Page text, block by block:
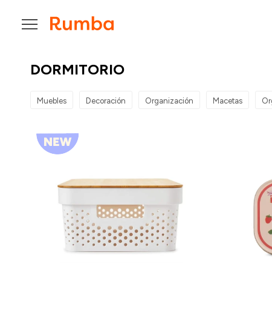

DORMITORIO
Muebles Decoración Organización Macetas